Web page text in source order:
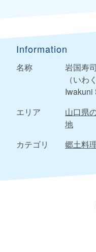
Information
名称
岩国寿司
（いわ
Iwakuni
エリア
山口県
地
カテゴリ
郷土料